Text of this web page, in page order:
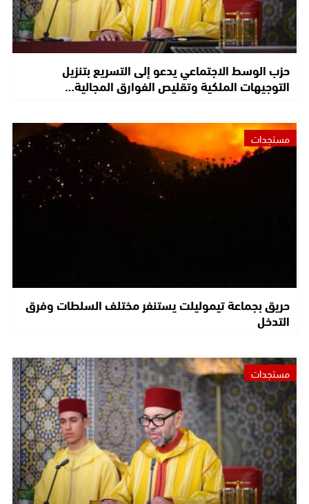
حزب الوسط الاجتماعي يدعو إلى التسريع بتنزيل
التوجيهات الملكية وتقليص الفوارق المجالية…
مستجدات
حريق بجماعة تيموليلت يستنفر مختلف السلطات وفرق
التدخل
مستجدات